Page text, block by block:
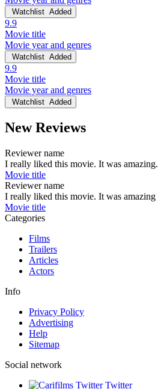
Watchlist Added
9.9
Movie title
Movie year and genres
Watchlist Added
9.9
Movie title
Movie year and genres
Watchlist Added
New Reviews
Reviewer name
I really liked this movie. It was amazing.
Movie title
Reviewer name
I really liked this movie. It was amazing
Movie title
Categories
Films
Trailers
Articles
Actors
Info
Privacy Policy
Advertising
Help
Sitemap
Social network
Twitter